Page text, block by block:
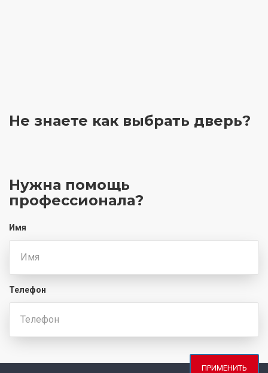
Не знаете как выбрать дверь?
Нужна помощь
профессионала?
Имя
Телефон
ПРИМЕНИТЬ